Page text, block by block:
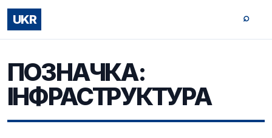
UKR ⌕
ПОЗНАЧКА:
ІНФРАСТРУКТУРА